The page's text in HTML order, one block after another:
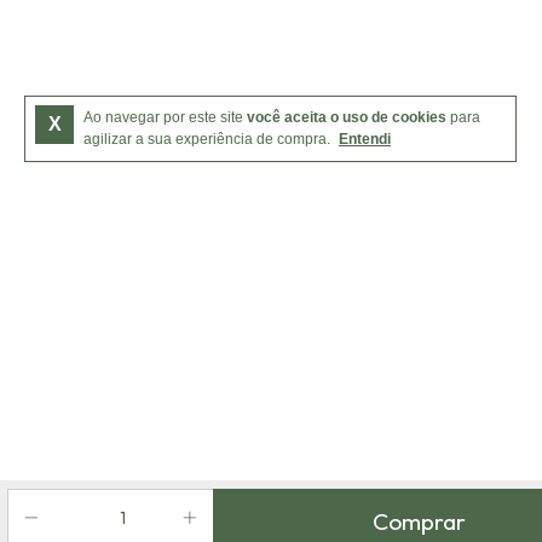
Ao navegar por este site você aceita o uso de cookies para
agilizar a sua experiência de compra.
Entendi
X